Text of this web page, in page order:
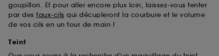
goupillon. Et pour aller encore plus loin, laissez-vous tenter
par des faux-cils qui décupleront la courbure et le volume
de vos cils en un tour de main !
Teint